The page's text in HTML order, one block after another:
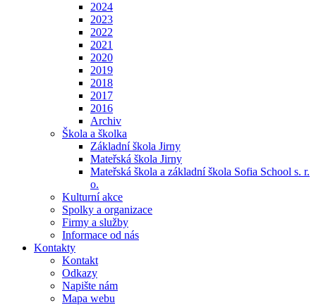
2024
2023
2022
2021
2020
2019
2018
2017
2016
Archiv
Škola a školka
Základní škola Jirny
Mateřská škola Jirny
Mateřská škola a základní škola Sofia School s. r.
o.
Kulturní akce
Spolky a organizace
Firmy a služby
Informace od nás
Kontakty
Kontakt
Odkazy
Napište nám
Mapa webu